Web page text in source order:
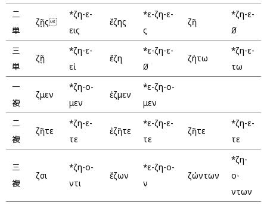
二
単
ζῇς
*ζη-ε-
εις
ἔζης
*ε-ζη-ε-
ς
ζῆ
*ζη-ε-
∅
三
単
ζῇ
*ζη-ε-
εἰ
ἔζη
*ε-ζη-ε-
∅
ζήτω
*ζη-ε-
τω
一
複
ζῶμεν
*ζη-ο-
μεν
ἐζῶμεν
*ε-ζη-ο-
μεν
二
複
ζῆτε
*ζη-ε-
τε
ἐζῆτε
*ε-ζη-ε-
τε
ζῆτε
*ζη-ε-
τε
三
複
ζῶσι
*ζη-ο-
ντι
ἔζων
*ε-ζη-ο-
ν
ζώντων
*ζη-
ο-
ντων